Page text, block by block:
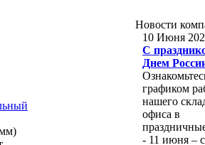
Новости
10 Июня
С
Днем
графиком
нашего
офиса в
- 11 июня –